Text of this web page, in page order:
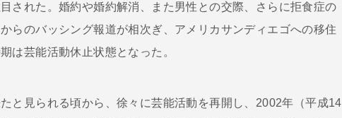
された。婚約や婚約解消、また男性との交際、さらに拒食症の
らのバッシング報道が相次ぎ、アメリカサンディエゴへの移住
は芸能活動休止状態となった。
と見られる頃から、徐々に芸能活動を再開し、2002年（平成14